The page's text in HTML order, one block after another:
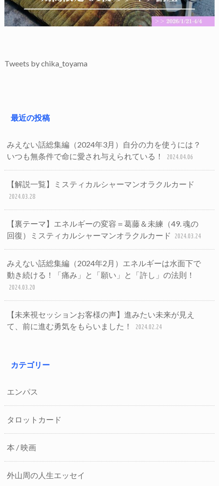
Tweets by chika_toyama
最近の投稿
みえない話総集編（2024年3月）自分の力を使うには？
いつも無条件で命に愛され与えられている！
2024.04.06
【解説一覧】ミスティカルシャーマンオラクルカード
2024.03.28
【裏テーマ】エネルギーの変容＝葛藤＆未練（49. 魂の
回復）ミスティカルシャーマンオラクルカード
2024.03.24
みえない話総集編（2024年2月）エネルギーは水面下で
動き続ける！「痛み」と「願い」と「許し」の法則！
2024.03.20
【未来視セッションお客様の声】進みたい未来が見え
て、前に進む勇気をもらいました！
2024.02.24
カテゴリー
エンパス
タロットカード
本 / 映画
外山周の人生エッセイ